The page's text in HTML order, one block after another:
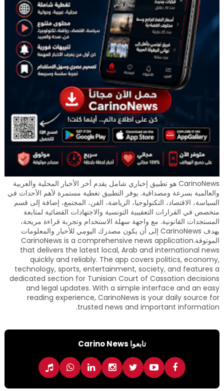
CarinoNews هو تطبيق إخباري شامل يقدم آخر الأخبار المحلية والعربية
والعالمية بسرعة ومصداقية. يوفر التطبيق تغطية مستمرة لأهم الأحداث في
السياسة، الاقتصاد، التكنولوجيا، الرياضة، الفن، المجتمع، إضافة إلى قسم
متخصص في القرارات التعقيبية التونسية والاجتهادات القضائية لمتابعة
المستجدات القانونية. مع واجهة سهلة الاستخدام وتجربة قراءة مريحة،
يهدف CarinoNews إلى أن يكون مصدرك اليومي للأخبار والمعلومات
الموثوقة.CarinoNews is a comprehensive news application
that delivers the latest local, Arab and international news
quickly and reliably. The app covers politics, economy,
technology, sports, entertainment, society, and features a
dedicated section for Tunisian Court of Cassation decisions
and legal updates. With a simple interface and an easy
reading experience, CarinoNews is your daily source for
trusted news and important information.
تابعوا Carino News